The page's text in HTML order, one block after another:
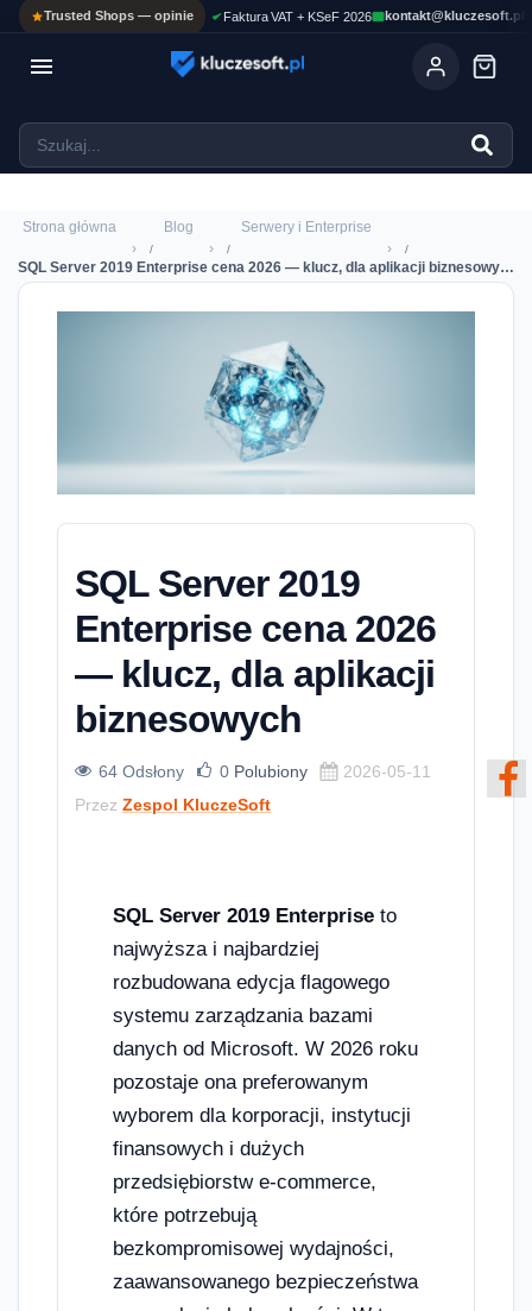
Trusted Shops — opinie Faktura VAT + KSeF 2026 kontakt@kluczesoft.pl

Strona główna
›
Blog
›
Serwery i Enterprise
›
SQL Server 2019 Enterprise cena 2026 — klucz, dla aplikacji biznesowych
SQL Server 2019
Enterprise cena 2026
— klucz, dla aplikacji
biznesowych
64 Odsłony 0 Polubiony
2026-05-11
Przez Zespol KluczeSoft
SQL Server 2019 Enterprise to
najwyższa i najbardziej
rozbudowana edycja flagowego
systemu zarządzania bazami
danych od Microsoft. W 2026 roku
pozostaje ona preferowanym
wyborem dla korporacji, instytucji
finansowych i dużych
przedsiębiorstw e-commerce,
które potrzebują
bezkompromisowej wydajności,
zaawansowanego bezpieczeństwa
ASYSTENT AI